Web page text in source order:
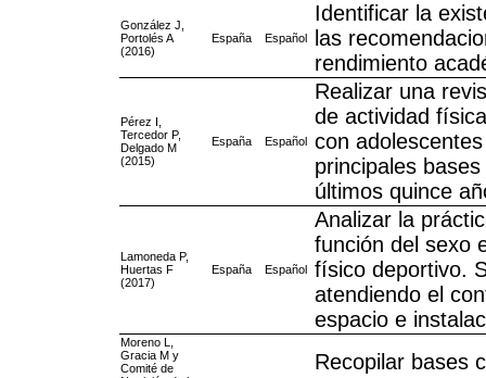
González J,
Portolés A
(2016)
España Español
Identificar la
las
rendimiento
Pérez I,
Tercedor P,
Delgado M
(2015)
España Español
Realizar una
de actividad
con
principales
últimos quince
Lamoneda P,
Huertas F
(2017)
España Español
Analizar la
función del sexo
físico deportivo.
atendiendo el
espacio e
Moreno L,
Gracia M y
Comité de
Recopilar bases